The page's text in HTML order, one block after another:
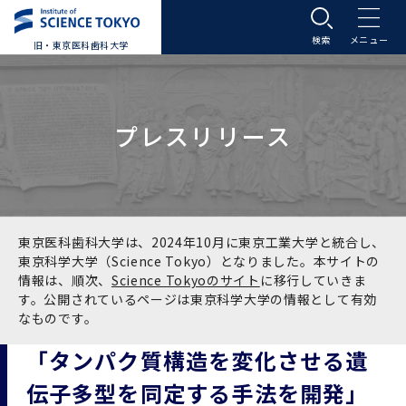
旧・東京医科歯科大学
大学案内トップ
学長メッセージ
基本理念・沿革
基本理念・沿革トップ
沿革
東京医科歯科大学の特色
学問と教育の聖地 湯島に建つ東京医科歯科大
アクセストップ
運営組織
入学案内トップ
大学案内
学部受験生向け「大学案内」（冊子）
学部入学案内トップ
大学院入学案内
学生生活
学生生活トップ
Science Tokyo SPRING (医歯学系)
今後の博士学生向け支援制度について
Science Tokyo BOOST (医歯学系)トップ
CS（クリニシャン・サイエンティスト）養成支
教育研究組織等
教育研究組織等トップ
教育理念トップ
医学部（医学科･保健衛生学科）
大学病院
医科（医系診療部門）
研究・連携トップ
国際交流
プレスリリース
東京医科歯科大学は、2024年10月に東京工業大学と統合し、
東京科学大学（Science Tokyo）となりました。本サイトの
情報は、順次、 Science Tokyoのサイト に移行していきま
す。公開されているページは東京科学大学の情報として有効
なものです。
「タンパク質構造を変化させる遺
伝子多型を同定する手法を開発」